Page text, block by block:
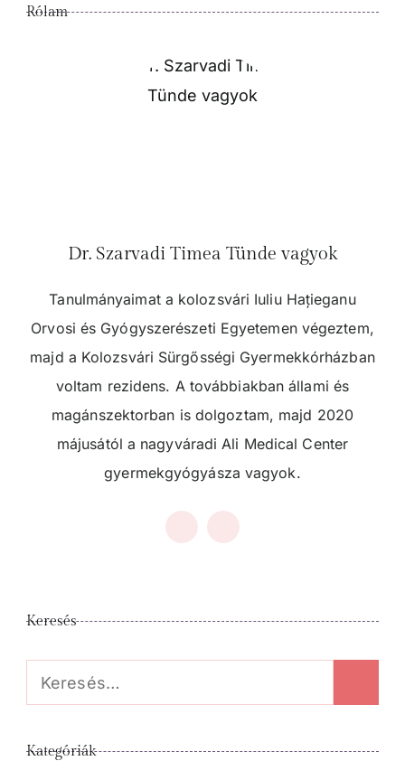
Rólam
Dr. Szarvadi Timea Tünde vagyok
Tanulmányaimat a kolozsvári Iuliu Hațieganu
Orvosi és Gyógyszerészeti Egyetemen végeztem,
majd a Kolozsvári Sürgősségi Gyermekkórházban
voltam rezidens. A továbbiakban állami és
magánszektorban is dolgoztam, majd 2020
májusától a nagyváradi Ali Medical Center
gyermekgyógyásza vagyok.
Keresés
Keresés:
Kategóriák